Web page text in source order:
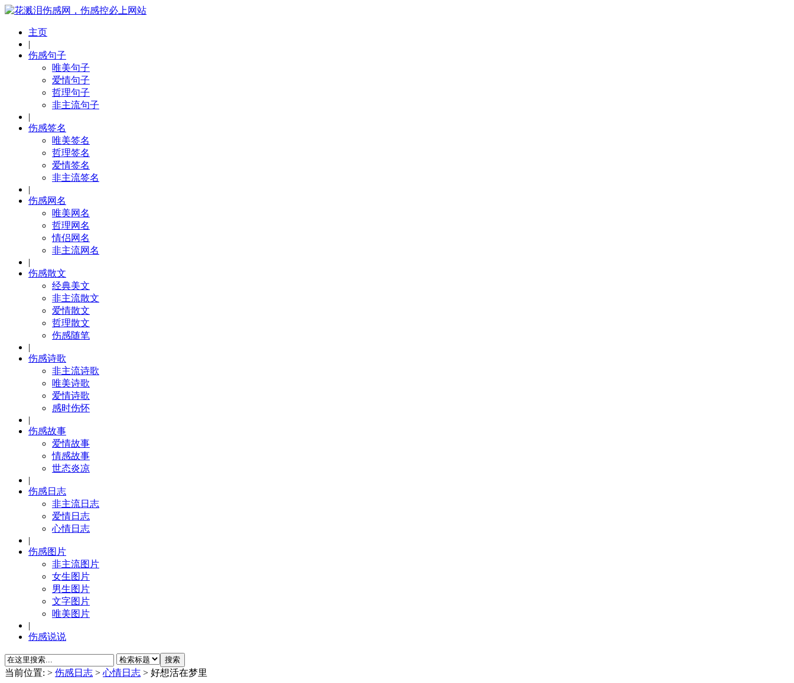
主页
|
伤感句子
唯美句子
爱情句子
哲理句子
非主流句子
|
伤感签名
唯美签名
哲理签名
爱情签名
非主流签名
|
伤感网名
唯美网名
哲理网名
情侣网名
非主流网名
|
伤感散文
经典美文
非主流散文
爱情散文
哲理散文
伤感随笔
|
伤感诗歌
非主流诗歌
唯美诗歌
爱情诗歌
感时伤怀
|
伤感故事
爱情故事
情感故事
世态炎凉
|
伤感日志
非主流日志
爱情日志
心情日志
|
伤感图片
非主流图片
女生图片
男生图片
文字图片
唯美图片
|
伤感说说
当前位置: > 伤感日志 > 心情日志 > 好想活在梦里